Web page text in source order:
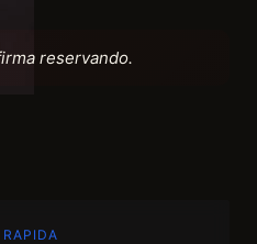
reservando.
RAPIDA